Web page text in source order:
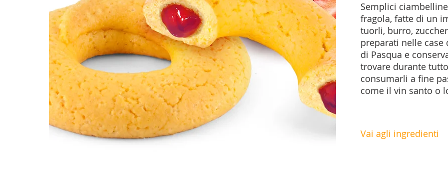
Semplici
fragola, fatte di un
tuorli, burro,
preparati nelle case
di Pasqua e
trovare durante
consumarli a fine
come il vin santo o
Vai agli ingredienti